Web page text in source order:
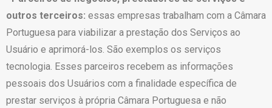
outros terceiros: essas empresas trabalham com a Câmara
Portuguesa para viabilizar a prestação dos Serviços ao
Usuário e aprimorá-los. São exemplos os serviços
tecnologia. Esses parceiros recebem as informações
pessoais dos Usuários com a finalidade específica de
prestar serviços à própria Câmara Portuguesa e não